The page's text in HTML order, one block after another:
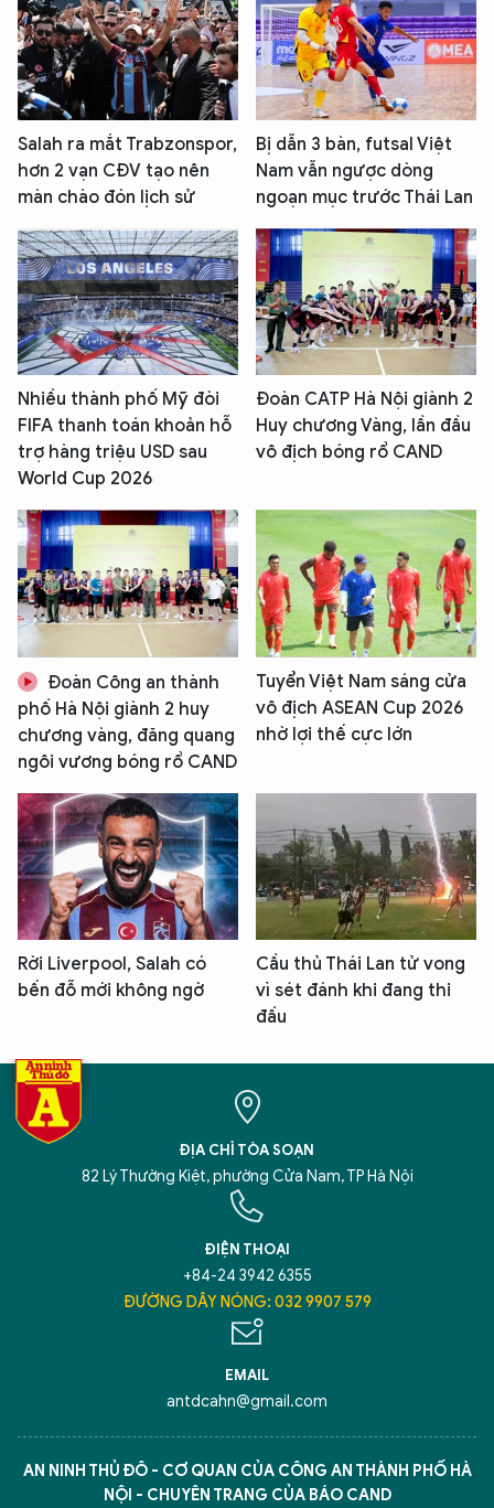
Salah ra mắt Trabzonspor,
hơn 2 vạn CĐV tạo nên
màn chào đón lịch sử
Bị dẫn 3 bàn, futsal Việt
Nam vẫn ngược dòng
ngoạn mục trước Thái Lan
Nhiều thành phố Mỹ đòi
FIFA thanh toán khoản hỗ
trợ hàng triệu USD sau
World Cup 2026
Đoàn CATP Hà Nội giành 2
Huy chương Vàng, lần đầu
vô địch bóng rổ CAND
Đoàn Công an thành
phố Hà Nội giành 2 huy
chương vàng, đăng quang
ngôi vương bóng rổ CAND
Tuyển Việt Nam sáng cửa
vô địch ASEAN Cup 2026
nhờ lợi thế cực lớn
Rời Liverpool, Salah có
bến đỗ mới không ngờ
Cầu thủ Thái Lan tử vong
vì sét đánh khi đang thi
đấu
ĐỊA CHỈ TÒA SOẠN
82 Lý Thường Kiệt, phường Cửa Nam, TP Hà Nội
ĐIỆN THOẠI
+84-24 3942 6355
ĐƯỜNG DÂY NÓNG: 032 9907 579
EMAIL
antdcahn@gmail.com
AN NINH THỦ ĐÔ - CƠ QUAN CỦA CÔNG AN THÀNH PHỐ HÀ
NỘI - CHUYÊN TRANG CỦA BÁO CAND